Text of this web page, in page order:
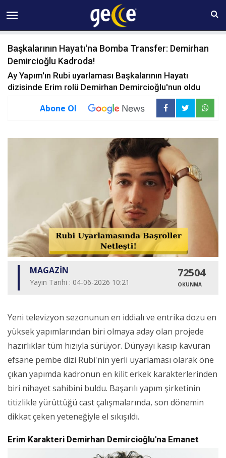
09 AĞUSTOS Pazar 12:59
Başkalarının Hayatı'na Bomba Transfer: Demirhan
Demircioğlu Kadroda!
Ay Yapım'ın Rubi uyarlaması Başkalarının Hayatı
dizisinde Erim rolü Demirhan Demircioğlu'nun oldu
Abone Ol
MAGAZİN
Yayın Tarihi : 04-06-2026 10:21
72504
OKUNMA
Yeni televizyon sezonunun en iddialı ve entrika dozu en
yüksek yapımlarından biri olmaya aday olan projede
hazırlıklar tüm hızıyla sürüyor. Dünyayı kasıp kavuran
efsane pembe dizi Rubi'nin yerli uyarlaması olarak öne
çıkan yapımda kadronun en kilit erkek karakterlerinden
biri nihayet sahibini buldu. Başarılı yapım şirketinin
titizlikle yürüttüğü cast çalışmalarında, son dönemin
dikkat çeken yeteneğiyle el sıkışıldı.
Erim Karakteri Demirhan Demircioğlu'na Emanet